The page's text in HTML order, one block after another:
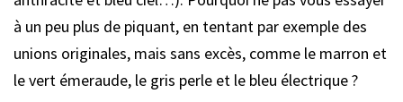
à un peu plus de piquant, en tentant par exemple des
unions originales, mais sans excès, comme le marron et
le vert émeraude, le gris perle et le bleu électrique ?